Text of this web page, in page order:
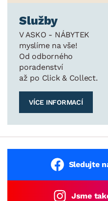
Služby
V ASKO - NÁBYTEK
myslíme na vše!
Od odborného
poradenství
až po Click & Collect.
VÍCE INFORMACÍ
Sledujte
Jsme